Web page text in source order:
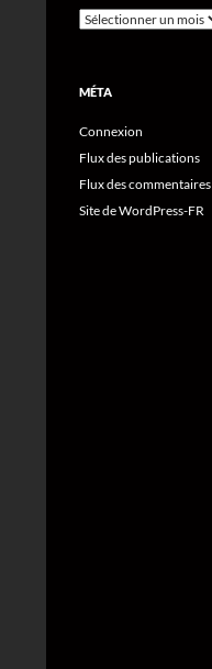
Archives
MÉTA
Connexion
Flux des publications
Flux des commentaires
Site de WordPress-FR